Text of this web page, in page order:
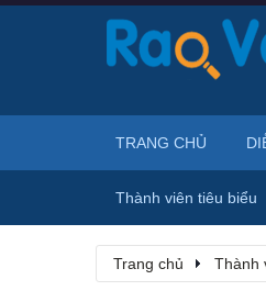
Trang chủ Thành
TRANG CHỦ
Thành viên tiêu biểu